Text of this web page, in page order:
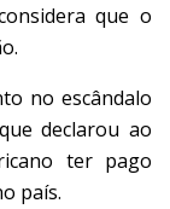
que o
no escândalo
declarou ao
ter pago
país.